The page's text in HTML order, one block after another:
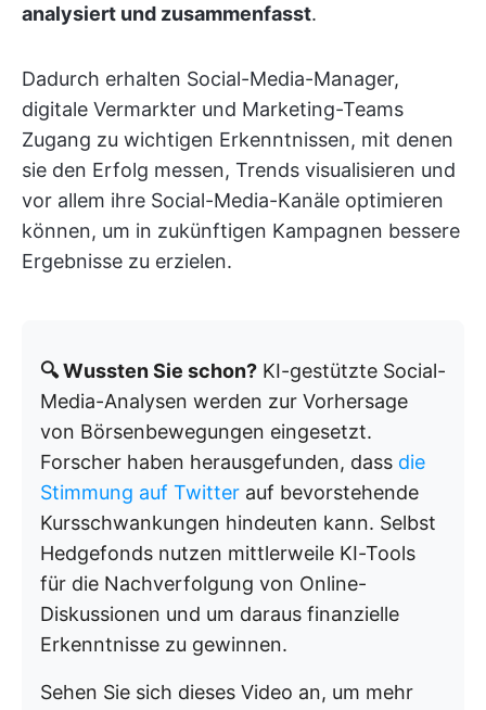
analysiert und zusammenfasst.
Dadurch erhalten Social-Media-Manager,
digitale Vermarkter und Marketing-Teams
Zugang zu wichtigen Erkenntnissen, mit denen
sie den Erfolg messen, Trends visualisieren und
vor allem ihre Social-Media-Kanäle optimieren
können, um in zukünftigen Kampagnen bessere
Ergebnisse zu erzielen.
🔍 Wussten Sie schon? KI-gestützte Social-
Media-Analysen werden zur Vorhersage
von Börsenbewegungen eingesetzt.
Forscher haben herausgefunden, dass die
Stimmung auf Twitter auf bevorstehende
Kursschwankungen hindeuten kann. Selbst
Hedgefonds nutzen mittlerweile KI-Tools
für die Nachverfolgung von Online-
Diskussionen und um daraus finanzielle
Erkenntnisse zu gewinnen.
Sehen Sie sich dieses Video an, um mehr